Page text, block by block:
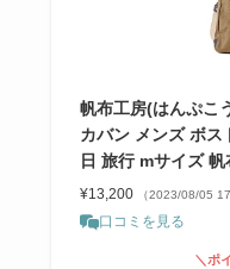
帆布工房(はんぷこ
カバン メンズ ボス
日 旅行 mサイズ
¥13,200 （2023/08/05
口コミを見る
＼ポ